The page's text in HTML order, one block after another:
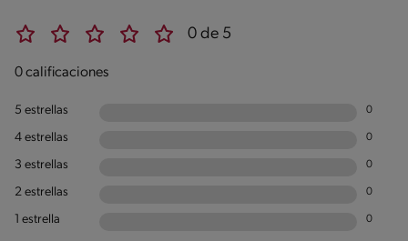
0 de 5
0 calificaciones
5 estrellas 0
4 estrellas 0
3 estrellas 0
2 estrellas 0
1 estrella 0